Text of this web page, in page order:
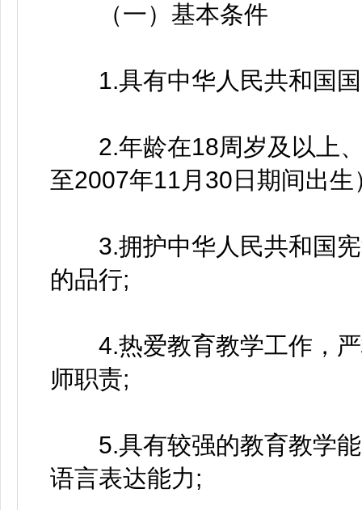
（一）基本条件
1.具有中华人民共和国
2.年龄在18周岁及以上、
至2007年11月30日期间出生
3.拥护中华人民共和国宪
的品行;
4.热爱教育教学工作，严
师职责;
5.具有较强的教育教学能
语言表达能力;